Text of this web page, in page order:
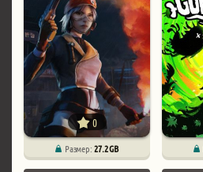
0
Размер:27.2 GB